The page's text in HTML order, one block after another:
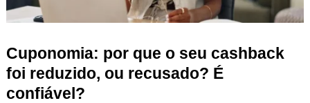
Cuponomia: por que o seu cashback
foi reduzido, ou recusado? É
confiável?